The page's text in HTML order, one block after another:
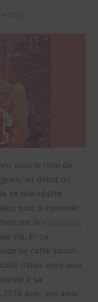
sous le nom de
au début du
sa télé-réalité
sont à visionner
est le
vie. Et ça
de cette saison
d’aller vivre seul,
à sa
avec ses amis